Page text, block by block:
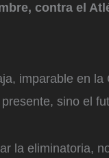
contra el
imparable en la
sino el
la eliminatoria,